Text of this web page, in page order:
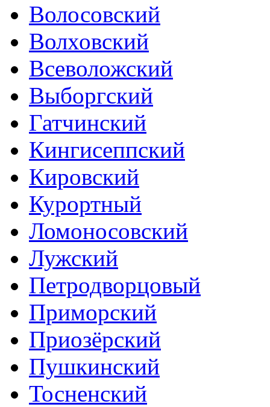
Волосовский
Волховский
Всеволожский
Выборгский
Гатчинский
Кингисеппский
Кировский
Курортный
Ломоносовский
Лужский
Петродворцовый
Приморский
Приозёрский
Пушкинский
Тосненский